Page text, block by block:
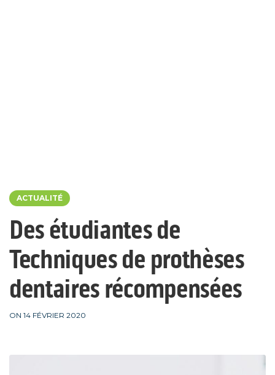
ACTUALITÉ
Des étudiantes de
Techniques de prothèses
dentaires récompensées
ON 14 FÉVRIER 2020